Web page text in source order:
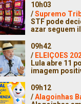
10h03
/Supremo
STF pode
azar seguem
09h42
/ ELEIÇOES
Lula abre 11
imagem
09h12
/Alagoinhas